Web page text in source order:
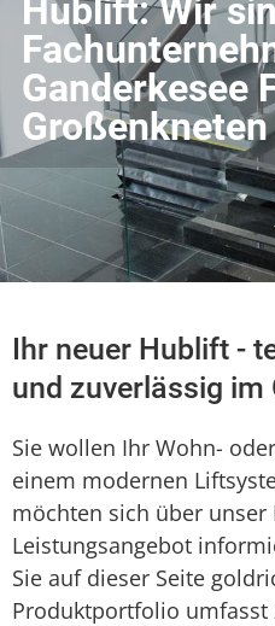
Hublift: Wir
Ganderkesee
Großenkneten
Ihr neuer Hublift -
und zuverlässig im
Sie wollen Ihr Wohn-
einem modernen
möchten sich über unser
Leistungsangebot
Sie auf dieser Seite
Produktportfolio umfasst